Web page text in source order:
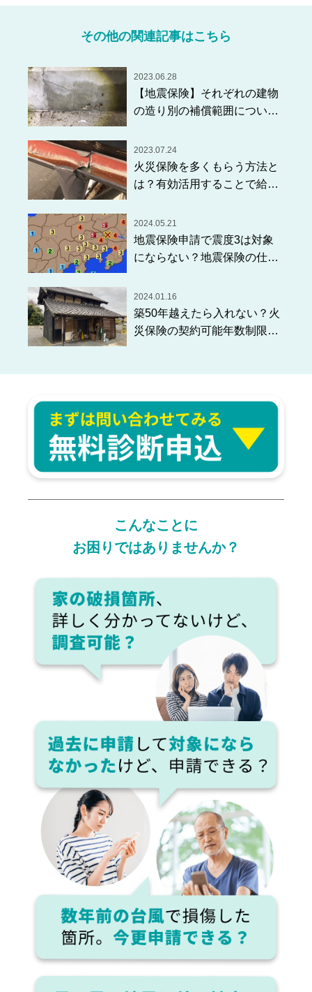
その他の関連記事はこちら
2023.06.28
【地震保険】それぞれの建物
の造り別の補償範囲について
2023.07.24
火災保険を多くもらう方法と
は？有効活用することで給付
2024.05.21
地震保険申請で震度3は対象
にならない？地震保険の仕組
を解説します！
2024.01.16
築50年越えたら入れない？火
災保険の契約可能年数制限に
こんなことに
お困りではありませんか？